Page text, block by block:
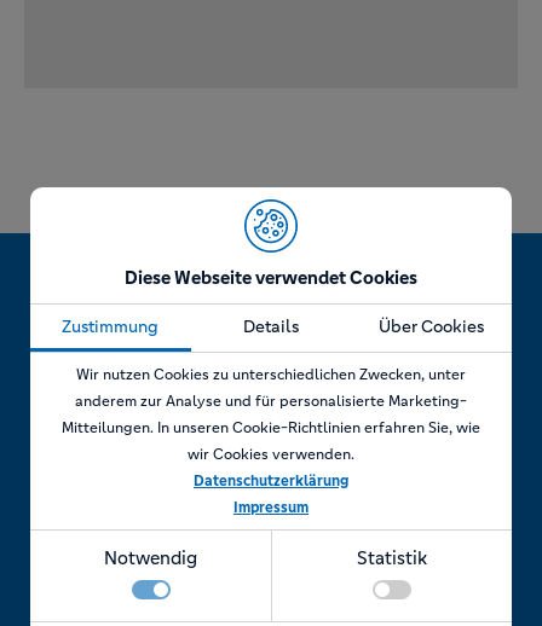
Diese Webseite verwendet Cookies
Zustimmung Details Über Cookies
Wir nutzen Cookies zu unterschiedlichen Zwecken, unter
anderem zur Analyse und für personalisierte Marketing-
Mitteilungen. In unseren Cookie-Richtlinien erfahren Sie, wie
wir Cookies verwenden.
Datenschutzerklärung
Impressum
Notwendig Statistik
Jetzt Termin vereinbaren!
Telefonisch
+49 7841 69 11880